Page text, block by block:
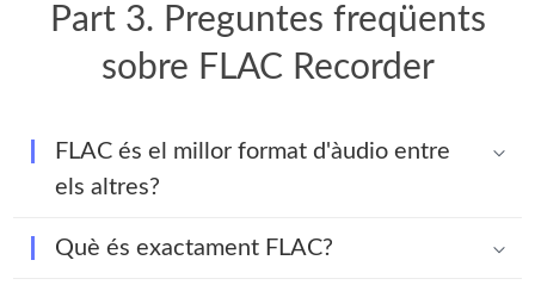
Part 3. Preguntes freqüents
sobre FLAC Recorder
FLAC és el millor format d'àudio entre
els altres?
Què és exactament FLAC?